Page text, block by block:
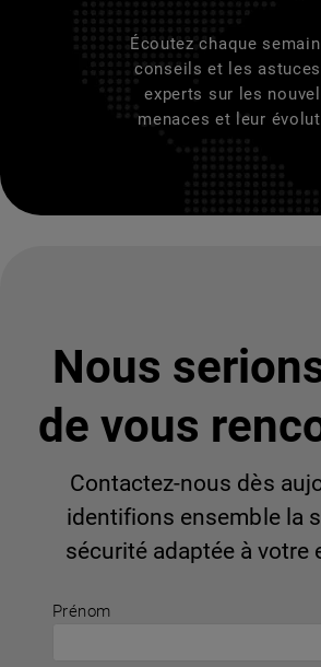
Écoutez chaque
conseils et les
experts sur les
menaces et leur
Prénom
Nous
de vous
Contactez-nous dès
identifions ensemble la
sécurité adaptée à votre